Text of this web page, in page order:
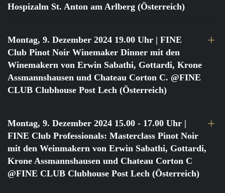
Hospizalm St. Anton am Arlberg (Österreich)
Montag, 9. Dezember 2024 19.00 Uhr | FINE
Club Pinot Noir Winemaker Dinner mit den
Winemakern von Erwin Sabathi, Gottardi, Krone
Assmannshausen und Chateau Corton C. @FINE
CLUB Clubhouse Post Lech (Österreich)
Montag, 9. Dezember 2024 15.00 - 17.00 Uhr |
FINE Club Professionals: Masterclass Pinot Noir
mit den Weinmakern von Erwin Sabathi, Gottardi,
Krone Assmannshausen und Chateau Corton C
@FINE CLUB Clubhouse Post Lech (Österreich)